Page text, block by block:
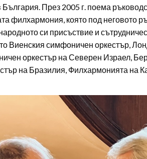
През 2005 г. поема
филхармония, която под неговото
си присъствие и
Виенския симфоничен оркестър,
оркестър на Северен Израел,
на Бразилия, Филхармонията на